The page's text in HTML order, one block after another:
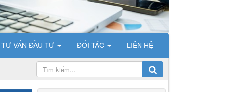
TƯ VẤN ĐẦU TƯ ĐỐI TÁC LIÊN HỆ